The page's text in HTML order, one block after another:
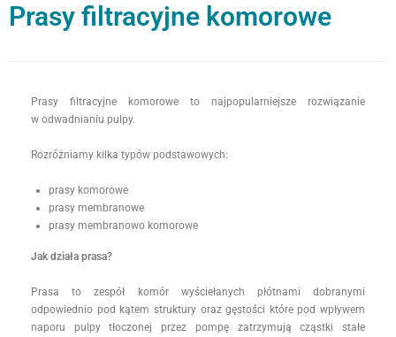
Prasy filtracyjne komorowe
Prasy filtracyjne komorowe to najpopularniejsze rozwiązanie
w odwadnianiu pulpy.
Rozróżniamy kilka typów podstawowych:
prasy komorowe
prasy membranowe
prasy membranowo komorowe
Jak działa prasa?
Prasa to zespół komór wyściełanych płótnami dobranymi
odpowiednio pod kątem struktury oraz gęstości które pod wpływem
naporu pulpy tłoczonej przez pompę zatrzymują cząstki stałe